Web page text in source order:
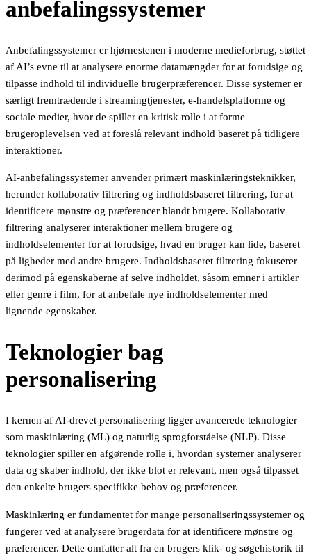
anbefalingssystemer
Anbefalingssystemer er hjørnestenen i moderne medieforbrug, støttet
af AI’s evne til at analysere enorme datamængder for at forudsige og
tilpasse indhold til individuelle brugerpræferencer. Disse systemer er
særligt fremtrædende i streamingtjenester, e-handelsplatforme og
sociale medier, hvor de spiller en kritisk rolle i at forme
brugeroplevelsen ved at foreslå relevant indhold baseret på tidligere
interaktioner.
AI-anbefalingssystemer anvender primært maskinlæringsteknikker,
herunder kollaborativ filtrering og indholdsbaseret filtrering, for at
identificere mønstre og præferencer blandt brugere. Kollaborativ
filtrering analyserer interaktioner mellem brugere og
indholdselementer for at forudsige, hvad en bruger kan lide, baseret
på ligheder med andre brugere. Indholdsbaseret filtrering fokuserer
derimod på egenskaberne af selve indholdet, såsom emner i artikler
eller genre i film, for at anbefale nye indholdselementer med
lignende egenskaber.
Teknologier bag
personalisering
I kernen af AI-drevet personalisering ligger avancerede teknologier
som maskinlæring (ML) og naturlig sprogforståelse (NLP). Disse
teknologier spiller en afgørende rolle i, hvordan systemer analyserer
data og skaber indhold, der ikke blot er relevant, men også tilpasset
den enkelte brugers specifikke behov og præferencer.
Maskinlæring er fundamentet for mange personaliseringssystemer og
fungerer ved at analysere brugerdata for at identificere mønstre og
præferencer. Dette omfatter alt fra en brugers klik- og søgehistorik til